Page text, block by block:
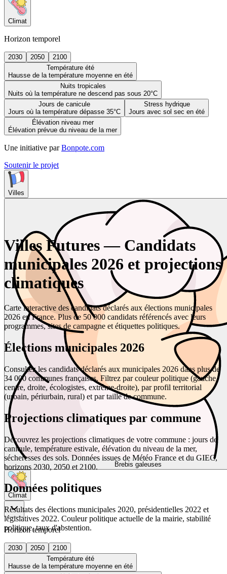
Climat
Horizon temporel
2030 2050
2100
Température été
Hausse de la température moyenne en été
Nuits tropicales
Nuits où la température ne descend pas sous 20°C
Jours de canicule
Jours où la température dépasse 35°C
Stress hydrique
Jours avec sol sec en été
Élévation niveau mer
Élévation prévue du niveau de la mer
Une initiative par Bonpote.com
Soutenir le projet
Villes
Brebis galeuses
Climat
Horizon temporel
2030 2050
2100
Température été
Hausse de la température moyenne en été
Villes Futures — Candidats
municipales 2026 et projections
climatiques
Carte interactive des candidats déclarés aux élections municipales
2026 en France. Plus de 50 000 candidats référencés avec leurs
programmes, sites de campagne et étiquettes politiques.
Élections municipales 2026
Consultez les candidats déclarés aux municipales 2026 dans plus de
34 000 communes françaises. Filtrez par couleur politique (gauche,
centre, droite, écologistes, extrême-droite), par profil territorial
(urbain, périurbain, rural) et par taille de commune.
Projections climatiques par commune
Découvrez les projections climatiques de votre commune : jours de
canicule, température estivale, élévation du niveau de la mer,
sécheresses des sols. Données issues de Météo France et du GIEC,
horizons 2030, 2050 et 2100.
Données politiques
Résultats des élections municipales 2020, présidentielles 2022 et
législatives 2022. Couleur politique actuelle de la mairie, stabilité
politique, taux d'abstention.